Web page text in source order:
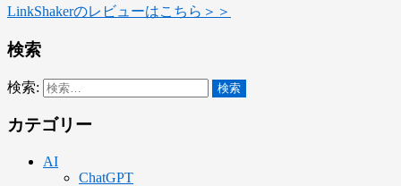
LinkShakerのレビューはこちら＞＞
検索
検索:
カテゴリー
AI
ChatGPT